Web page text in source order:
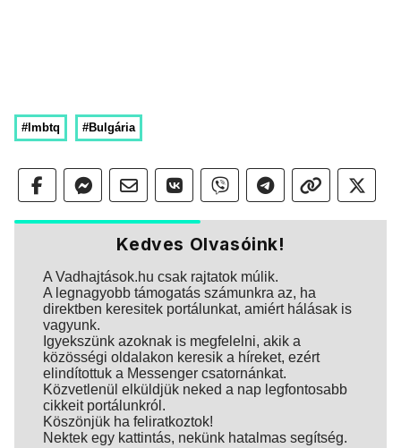
#lmbtq #Bulgária
Kedves Olvasóink!
A Vadhajtások.hu csak rajtatok múlik.
A legnagyobb támogatás számunkra az, ha
direktben keresitek portálunkat, amiért hálásak is
vagyunk.
Igyekszünk azoknak is megfelelni, akik a
közösségi oldalakon keresik a híreket, ezért
elindítottuk a Messenger csatornánkat.
Közvetlenül elküldjük neked a nap legfontosabb
cikkeit portálunkról.
Köszönjük ha feliratkoztok!
Nektek egy kattintás, nekünk hatalmas segítség.